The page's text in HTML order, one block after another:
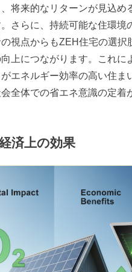
将来的なリターンが見込め
さらに、持続可能な住環境
視点からもZEH住宅の選択
上につながります。これに
エネルギー効率の高い住ま
全体での省エネ意識の定着
済上の効果